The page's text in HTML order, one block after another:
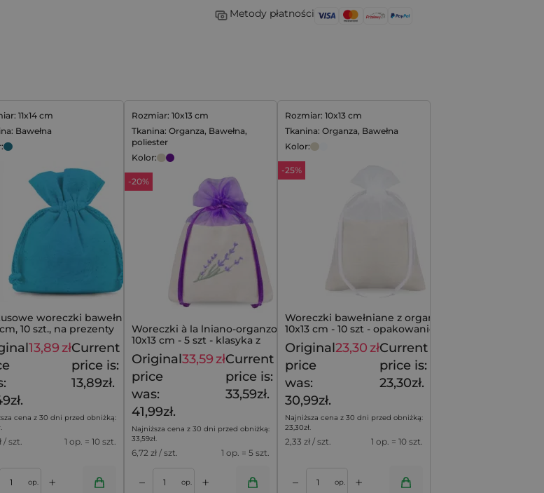
Metody płatności
11x14 cm
Bawełna
woreczki bawełniane 11
10 szt., na prezenty
13,89złCurrent
price is:
13,89zł.
cena z 30 dni przed obniżką:
.
/ szt. 1 op. = 10 szt.
op. +
Rozmiar: 10x13 cm
Tkanina: Organza, Bawełna,
poliester
Kolor:
-20%
Woreczki à la lniano-organzowe
10x13 cm - 5 szt - klasyka z
lawendowym akcentem
41,99
Original
price
was:
41,99zł.
33,59złCurrent
price is:
33,59zł.
Najniższa cena z 30 dni przed obniżką:
33,59zł.
6,72 zł / szt. 1 op. = 5 szt.
– op. +
Rozmiar: 10x13 cm
Tkanina: Organza, Bawełna
Kolor:
-25%
Woreczki bawełniane z organzy
10x13 cm - 10 szt - opakowanie z
nutą lekkości
Original
price
was:
30,99zł.
23,30złCurrent
price is:
23,30zł.
Najniższa cena z 30 dni przed obniżką:
23,30zł.
2,33 zł / szt. 1 op. = 10 szt.
– op. +
Dodaj do koszyka